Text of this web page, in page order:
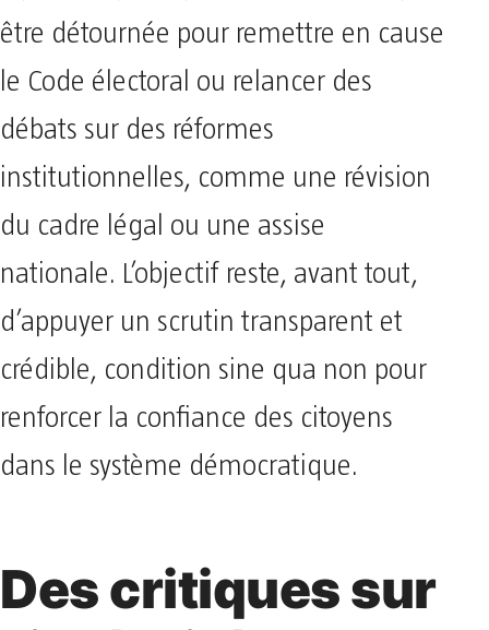
être détournée pour remettre en cause
le Code électoral ou relancer des
débats sur des réformes
institutionnelles, comme une révision
du cadre légal ou une assise
nationale. L’objectif reste, avant tout,
d’appuyer un scrutin transparent et
crédible, condition sine qua non pour
renforcer la confiance des citoyens
dans le système démocratique.
Des critiques sur